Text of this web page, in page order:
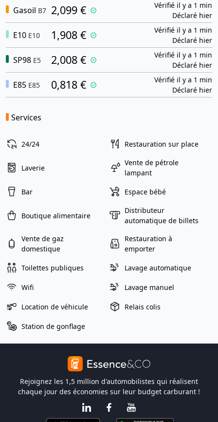
Gasoil B7 2,099 €
Vérifié il y a 1 min
Déclaré hier
E10 E10 1,908 €
Vérifié il y a 1 min
Déclaré hier
SP98 E5 2,008 €
Vérifié il y a 1 min
Déclaré hier
E85 E85 0,818 €
Vérifié il y a 1 min
Déclaré hier
Services
24/24 Restauration sur place
Laverie
Vente de pétrole
lampant
Bar Espace bébé
Boutique alimentaire
Distributeur
automatique de billets
Vente de gaz
domestique
Restauration à
emporter
Toilettes publiques Lavage automatique
Wifi Lavage manuel
Location de véhicule Relais colis
Station de gonflage
Rejoignez les 1,5 million d'automobilistes qui réalisent
chaque jour des économies sur leur budget carburant !